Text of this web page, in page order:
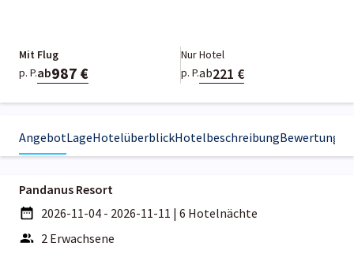
Mit Flug
p. P.ab987 €
Nur Hotel
p. P.ab221 €
AngebotLageHotelüberblickHotelbeschreibungBewertungen
Pandanus Resort
2026-11-04 - 2026-11-11 | 6 Hotelnächte
2 Erwachsene